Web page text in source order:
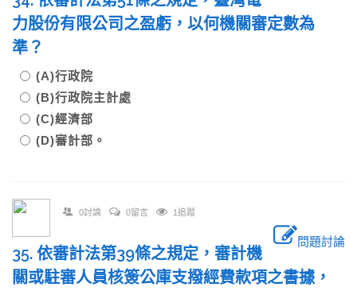
力股份有限公司之盈虧，以何機關審定數為
準？
(A)行政院
(B)行政院主計處
(C)經濟部
(D)審計部。
0討論 0留言 1追蹤
問題討論
35. 依審計法第39條之規定，審計機
關或駐審人員核簽公庫支撥經費款項之書據，